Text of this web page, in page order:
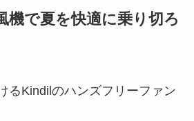
機で夏を快適に乗り切ろ
るKindilのハンズフリーファン